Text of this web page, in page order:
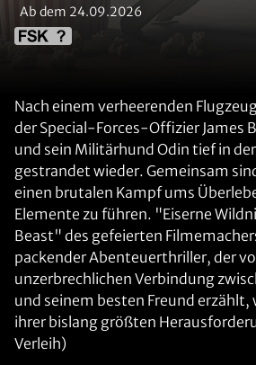
Ab dem 24.09.2026
Nach einem verheerenden
der Special-Forces-Offizier James
und sein Militärhund Odin tief in
gestrandet wieder. Gemeinsam
einen brutalen Kampf ums
Elemente zu führen. "Eiserne
Beast" des gefeierten
packender Abenteuerthriller, der
unzerbrechlichen Verbindung
und seinem besten Freund erzählt,
ihrer bislang größten
Verleih)